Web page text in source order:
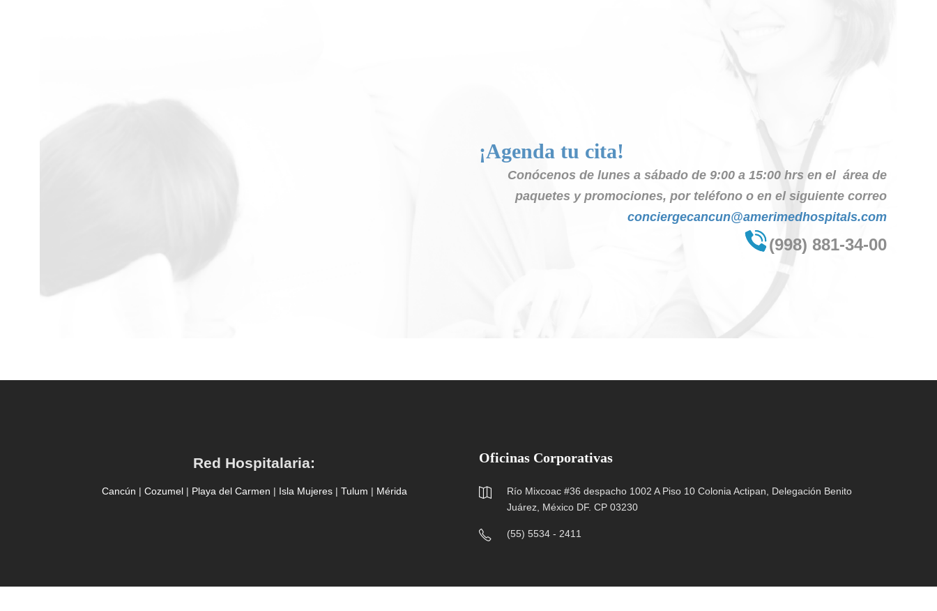
¡Agenda tu cita!
Conócenos de lunes a sábado de 9:00 a 15:00 hrs en el área de
paquetes y promociones, por teléfono o en el siguiente correo
conciergecancun@amerimedhospitals.com
(998) 881-34-00
Red Hospitalaria:
Cancún | Cozumel| Playa del Carmen | Isla Mujeres| Tulum | Mérida
Oficinas Corporativas
Río Mixcoac #36 despacho 1002 A Piso 10 Colonia Actipan, Delegación Benito
Juárez, México DF. CP 03230
(55) 5534 - 2411